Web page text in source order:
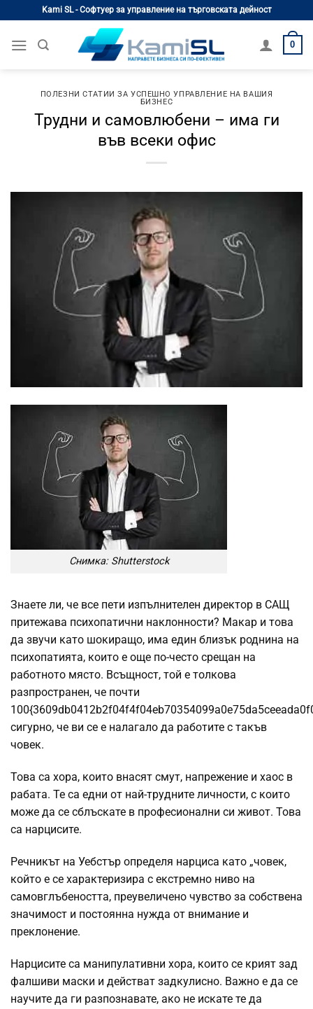
content
Kami SL - Софтуер за управление на търговската дейност
0
ПОЛЕЗНИ СТАТИИ ЗА УСПЕШНО УПРАВЛЕНИЕ НА ВАШИЯ
БИЗНЕС
Трудни и самовлюбени – има ги
във всеки офис
Снимка: Shutterstock
Знаете ли, че все пети изпълнителен директор в САЩ
притежава психопатични наклонности? Макар и това
да звучи като шокиращо, има един близък роднина на
психопатията, които е още по-често срещан на
работното място. Всъщност, той е толкова
разпространен, че почти
сигурно, че ви се е налагало да работите с такъв
човек.
Това са хора, които внасят смут, напрежение и хаос в
рабата. Те са едни от най-трудните личности, с които
може да се сблъскате в професионални си живот. Това
са нарцисите.
Речникът на Уебстър определя нарциса като „човек,
който е се характеризира с екстремно ниво на
самовглъбеността, преувеличено чувство за собствена
значимост и постоянна нужда от внимание и
преклонение.
Нарцисите са манипулативни хора, които се крият зад
фалшиви маски и действат задкулисно. Важно е да се
научите да ги разпознавате, ако не искате те да